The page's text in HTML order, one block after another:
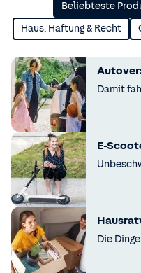
Beliebteste
Haus, Haftung & Recht
Damit
E-
Die